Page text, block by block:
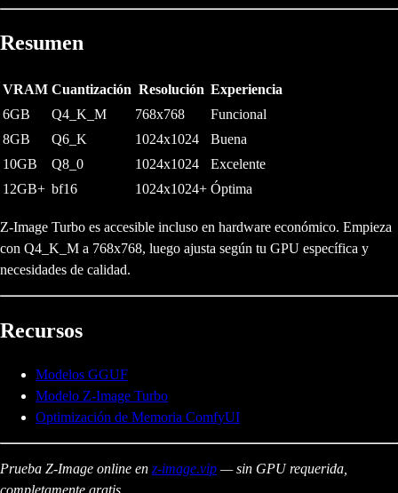
Resumen
VRAM Cuantización Resolución Experiencia
6GB
Q4_K_M 768x768
Funcional
8GB
Q6_K 1024x1024
Buena
10GB
Q8_0 1024x1024
Excelente
12GB+ bf16 1024x1024+ Óptima
Z-Image Turbo es accesible incluso en hardware económico. Empieza
con Q4_K_M a 768x768, luego ajusta según tu GPU específica y
necesidades de calidad.
Recursos
Modelos GGUF
Modelo Z-Image Turbo
Optimización de Memoria ComfyUI
Prueba Z-Image online en z-image.vip — sin GPU requerida,